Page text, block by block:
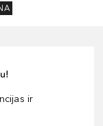
ir